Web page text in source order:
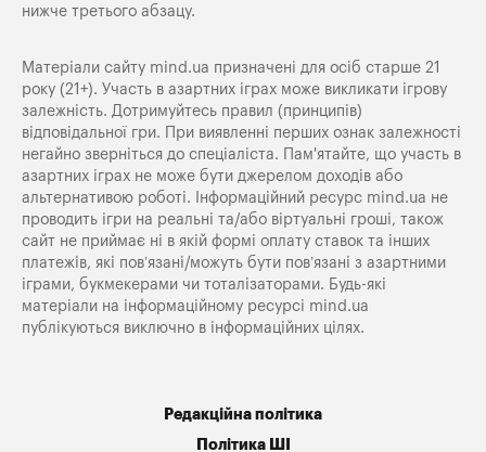
нижче третього абзацу.
Матеріали сайту mind.ua призначені для осіб старше 21
року (21+). Участь в азартних іграх може викликати ігрову
залежність. Дотримуйтесь правил (принципів)
відповідальної гри. При виявленні перших ознак залежності
негайно зверніться до спеціаліста. Пам'ятайте, що участь в
азартних іграх не може бути джерелом доходів або
альтернативою роботі. Інформаційний ресурс mind.ua не
проводить ігри на реальні та/або віртуальні гроші, також
сайт не приймає ні в якій формі оплату ставок та інших
платежів, які пов’язані/можуть бути пов’язані з азартними
іграми, букмекерами чи тоталізаторами. Будь-які
матеріали на інформаційному ресурсі mind.ua
публікуються виключно в інформаційних цілях.
Редакційна політика
Політика ШІ